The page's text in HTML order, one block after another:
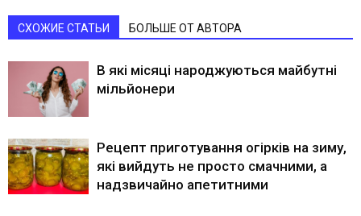
СХОЖИЕ СТАТЬИ БОЛЬШЕ ОТ АВТОРА
В які місяці народжуються майбутні
мільйонери
Рецепт приготування огірків на зиму,
які вийдуть не просто смачними, а
надзвичайно апетитними